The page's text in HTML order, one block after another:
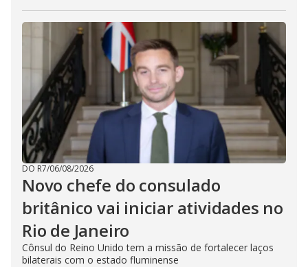
DO R7/06/08/2026
Novo chefe do consulado
britânico vai iniciar atividades no
Rio de Janeiro
Cônsul do Reino Unido tem a missão de fortalecer laços
bilaterais com o estado fluminense